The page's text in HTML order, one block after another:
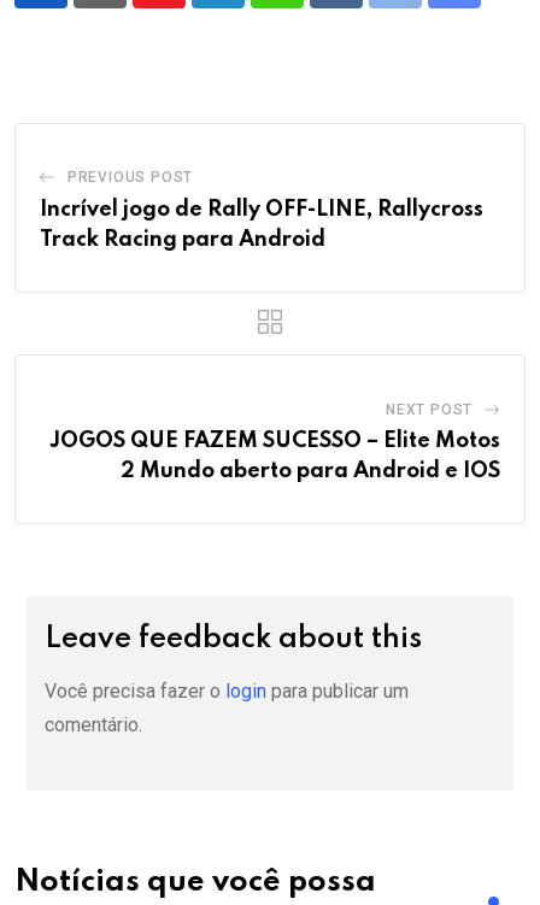
PREVIOUS POST
Incrível jogo de Rally OFF-LINE, Rallycross
Track Racing para Android
NEXT POST
JOGOS QUE FAZEM SUCESSO – Elite Motos
2 Mundo aberto para Android e IOS
Leave feedback about this
Você precisa fazer o login para publicar um
comentário.
Notícias que você possa